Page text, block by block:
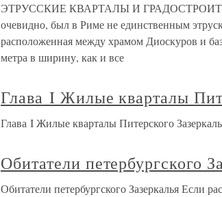
ЭТРУССКИЕ КВАРТАЛЫ И
очевидно, был в Риме не единственным
расположенная между храмом Диоскуров и
метра в ширину, как и все
Глава I Жилые кварталы
Глава I Жилые кварталы Питерского
Обитатели петербургского
Обитатели петербургского Зазеркалья Если